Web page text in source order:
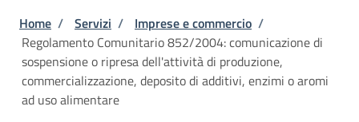
Briciole di pane
Home / Servizi / Imprese e commercio /
Regolamento Comunitario 852/2004: comunicazione di
sospensione o ripresa dell'attività di produzione,
commercializzazione, deposito di additivi, enzimi o aromi
ad uso alimentare